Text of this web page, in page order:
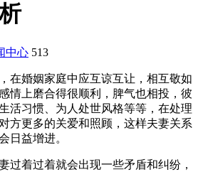
中心 513
在婚姻家庭中应互谅互让，相互敬如
情上磨合得很顺利，脾气也相投，彼
活习惯、为人处世风格等等，在处理
方更多的关爱和照顾，这样夫妻关系
日益增进。
过着过着就会出现一些矛盾和纠纷，